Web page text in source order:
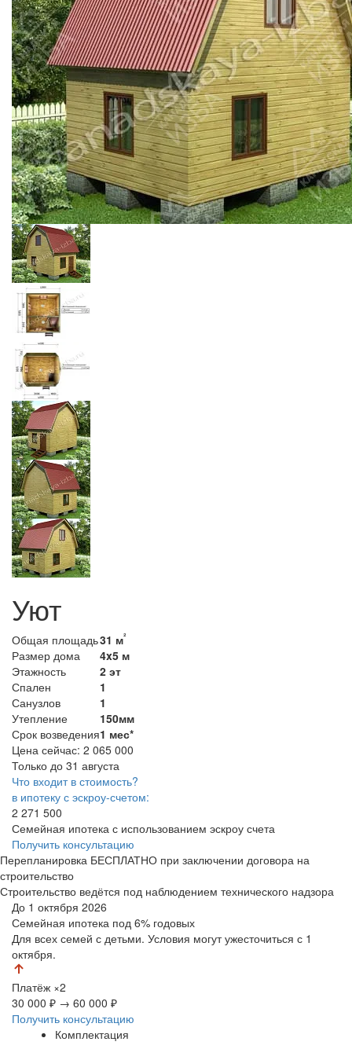
Уют
Общая площадь31 м²
Размер дома
4x5 м
Этажность
2 эт
Спален
1
Санузлов
1
Утепление
150мм
Срок возведения1 мес*
Цена сейчас: 2 065 000
Только до 31 августа
Что входит в стоимость?
в ипотеку с эскроу-счетом:
2 271 500
Семейная ипотека с использованием эскроу счета
Получить консультацию
Перепланировка БЕСПЛАТНО при заключении договора на
строительство
Строительство ведётся под наблюдением технического надзора
До 1 октября 2026
Семейная ипотека под 6% годовых
Для всех семей с детьми. Условия могут ужесточиться с 1
октября.
Платёж ×2
30 000 ₽ → 60 000 ₽
Получить консультацию
Комплектация